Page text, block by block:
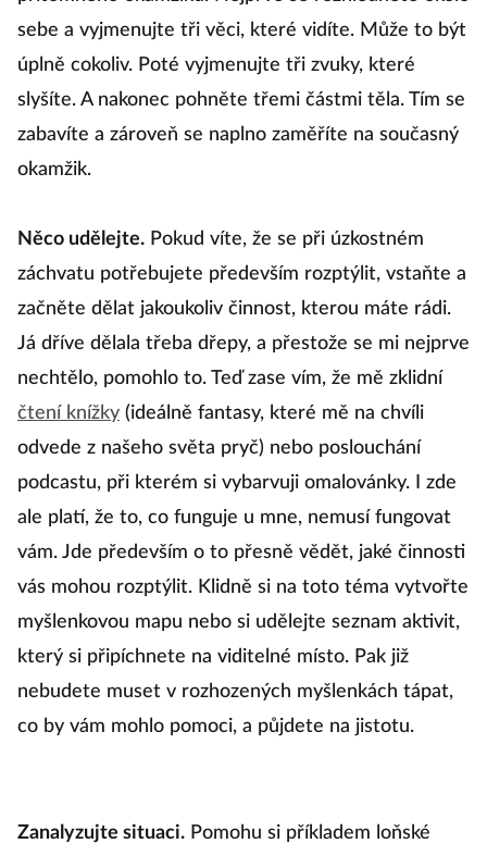
sebe a vyjmenujte tři věci, které vidíte. Může to být
úplně cokoliv. Poté vyjmenujte tři zvuky, které
slyšíte. A nakonec pohněte třemi částmi těla. Tím se
zabavíte a zároveň se naplno zaměříte na současný
okamžik.
Něco udělejte. Pokud víte, že se při úzkostném
záchvatu potřebujete především rozptýlit, vstaňte a
začněte dělat jakoukoliv činnost, kterou máte rádi.
Já dříve dělala třeba dřepy, a přestože se mi nejprve
nechtělo, pomohlo to. Teď zase vím, že mě zklidní
čtení knížky (ideálně fantasy, které mě na chvíli
odvede z našeho světa pryč) nebo poslouchání
podcastu, při kterém si vybarvuji omalovánky. I zde
ale platí, že to, co funguje u mne, nemusí fungovat
vám. Jde především o to přesně vědět, jaké činnosti
vás mohou rozptýlit. Klidně si na toto téma vytvořte
myšlenkovou mapu nebo si udělejte seznam aktivit,
který si připíchnete na viditelné místo. Pak již
nebudete muset v rozhozených myšlenkách tápat,
co by vám mohlo pomoci, a půjdete na jistotu.
Zanalyzujte situaci. Pomohu si příkladem loňské